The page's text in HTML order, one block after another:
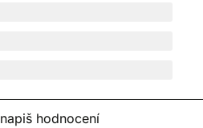
napiš hodnocení